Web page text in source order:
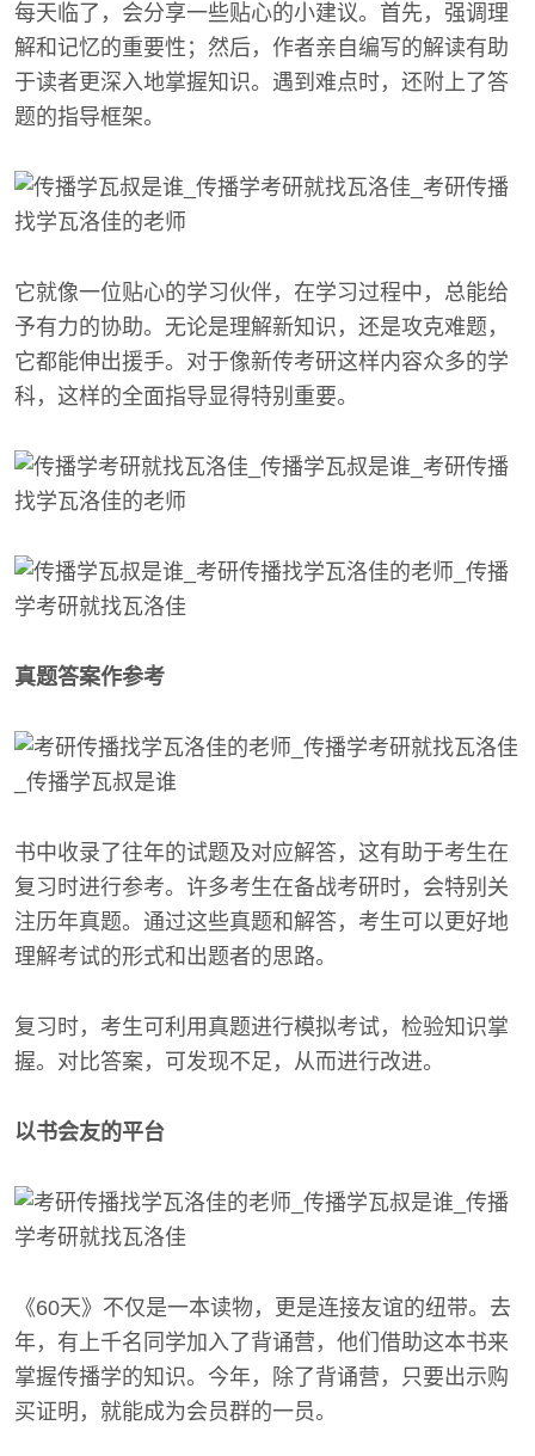
每天临了，会分享一些贴心的小建议。首先，强调理
解和记忆的重要性；然后，作者亲自编写的解读有助
于读者更深入地掌握知识。遇到难点时，还附上了答
题的指导框架。
它就像一位贴心的学习伙伴，在学习过程中，总能给
予有力的协助。无论是理解新知识，还是攻克难题，
它都能伸出援手。对于像新传考研这样内容众多的学
科，这样的全面指导显得特别重要。
真题答案作参考
书中收录了往年的试题及对应解答，这有助于考生在
复习时进行参考。许多考生在备战考研时，会特别关
注历年真题。通过这些真题和解答，考生可以更好地
理解考试的形式和出题者的思路。
复习时，考生可利用真题进行模拟考试，检验知识掌
握。对比答案，可发现不足，从而进行改进。
以书会友的平台
《60天》不仅是一本读物，更是连接友谊的纽带。去
年，有上千名同学加入了背诵营，他们借助这本书来
掌握传播学的知识。今年，除了背诵营，只要出示购
买证明，就能成为会员群的一员。